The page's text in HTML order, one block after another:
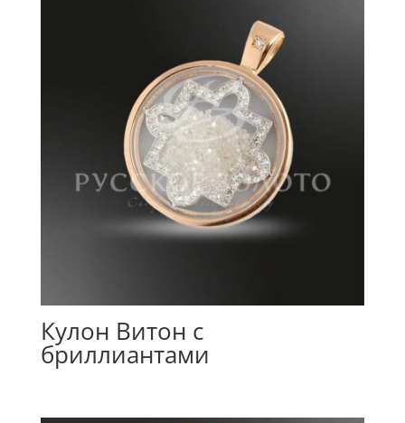
Кулон Витон с
бриллиантами